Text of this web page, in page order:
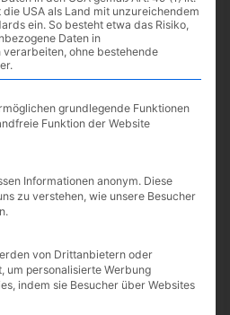
poppt ein Fenster mit allen
Übersicht auf.
teilen teilen
die USA als Land mit unzureichendem
ein. So besteht etwa das Risiko,
Daten in
ohne bestehende
Gruppen, für die eine
grundlegende Funktionen
Funktion der Website
Informationen anonym. Diese
zu verstehen, wie unsere Besucher
von Drittanbietern oder
um personalisierte Werbung
indem sie Besucher über Websites